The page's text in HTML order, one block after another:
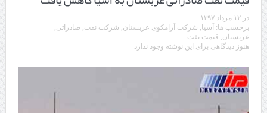
در ۱۲ مرداد ۱۳۹۷
برچسب ها: آسیا, شرکت آرامکوی عربستان, شرکت نفت, صادراتی,
عربستان, قیمت نفت
هنوز دیدگاهی برای این نوشته وجود ندارد